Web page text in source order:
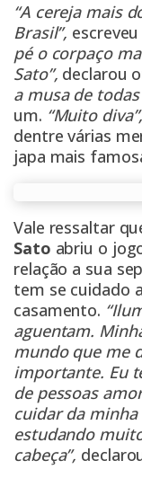
“A cereja mais
Brasil”,
pé o corpaço
Sato”, declarou
a musa de
um. “Muito diva”,
dentre várias
japa mais
Vale ressaltar
Sato abriu o
relação a sua
tem se cuidado
casamento.
aguentam.
mundo que me
importante. Eu
de pessoas
cuidar da
estudando
cabeça”,